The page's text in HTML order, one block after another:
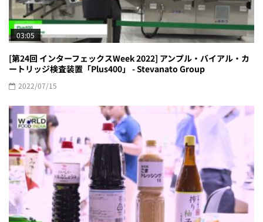
03:05
[第24回 インターフェックスWeek 2022] アンプル・バイアル・カ
ートリッジ検査装置「Plus400」 - Stevanato Group
2022/07/15